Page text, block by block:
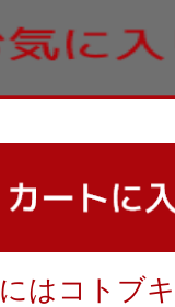
はコトブ